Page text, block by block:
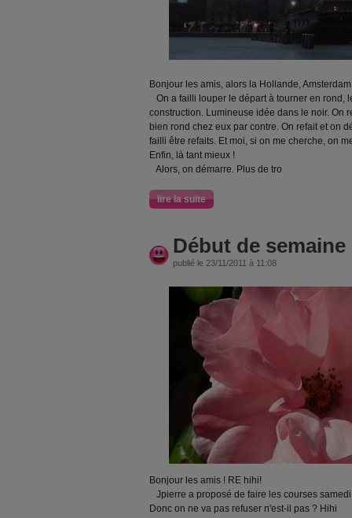
Bonjour les amis, alors la Hollande,
On a failli louper le départ à tourner en rond,
construction. Lumineuse idée dans le noir. On
bien rond chez eux par contre. On refait et on
failli être refaits. Et moi, si on me cherche, on
Enfin, là tant mieux !
Alors, on démarre. Plus de tro
lire la suite
Début de semaine
publié le 23/11/2011 à 11:08
Bonjour les amis ! RE hihi!
Jpierre a proposé de faire les courses
Donc on ne va pas refuser n'est-il pas ? Hihi